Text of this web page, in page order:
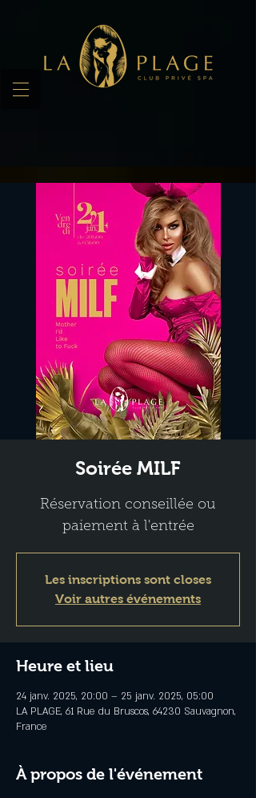
Soirée MILF
Réservation conseillée ou
paiement à l'entrée
Les inscriptions sont closes
Voir autres événements
Heure et lieu
24 janv. 2025, 20:00 – 25 janv. 2025, 05:00
LA PLAGE, 61 Rue du Bruscos, 64230 Sauvagnon,
France
À propos de l'événement